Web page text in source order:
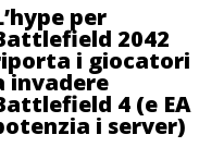
per
2042
i giocatori
invadere
4 (e EA
i server)